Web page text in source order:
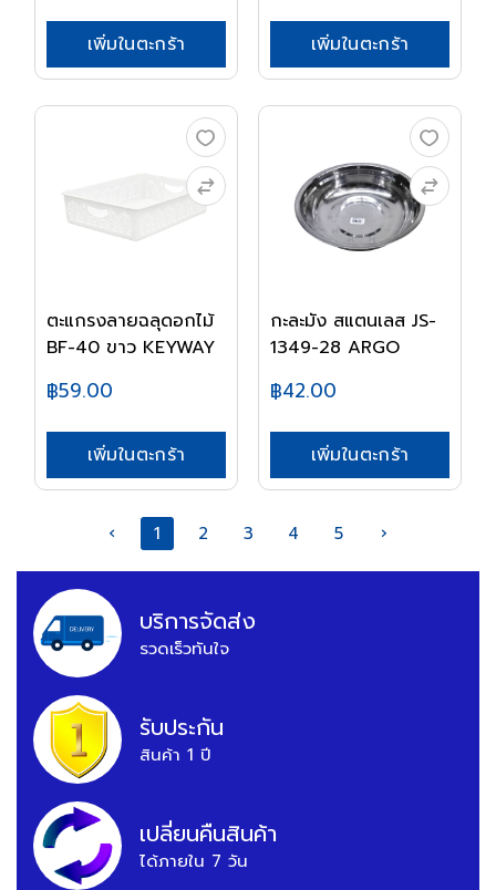
เพิ่มในตะกร้า เพิ่มในตะกร้า
ตะแกรงลายฉลุดอกไม้
BF-40 ขาว KEYWAY
฿59.00
เพิ่มในตะกร้า
กะละมัง สแตนเลส JS-
1349-28 ARGO
฿42.00
เพิ่มในตะกร้า
‹ 1 2 3 4 5 ›
บริการจัดส่ง
รวดเร็วทันใจ
รับประกัน
สินค้า 1 ปี
เปลี่ยนคืนสินค้า
ได้ภายใน 7 วัน